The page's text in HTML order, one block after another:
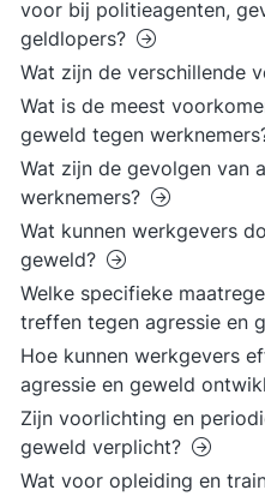
voor bij politieagenten,
geldlopers?
Wat zijn de verschillende
Wat is de meest
geweld tegen
Wat zijn de gevolgen van
werknemers?
Wat kunnen werkgevers
geweld?
Welke specifieke
treffen tegen agressie en
Hoe kunnen werkgevers
agressie en geweld
Zijn voorlichting en
geweld verplicht?
Wat voor opleiding en